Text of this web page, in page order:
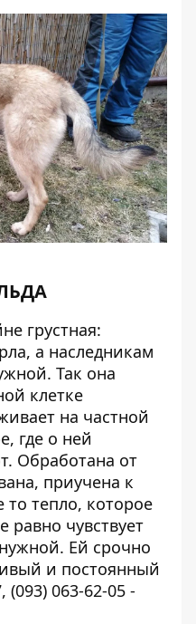
грустная:
а наследникам
Так она
клетке
на частной
где о ней
Обработана от
приучена к
то тепло, которое
равно чувствует
Ей срочно
и постоянный
(093) 063-62-05 -